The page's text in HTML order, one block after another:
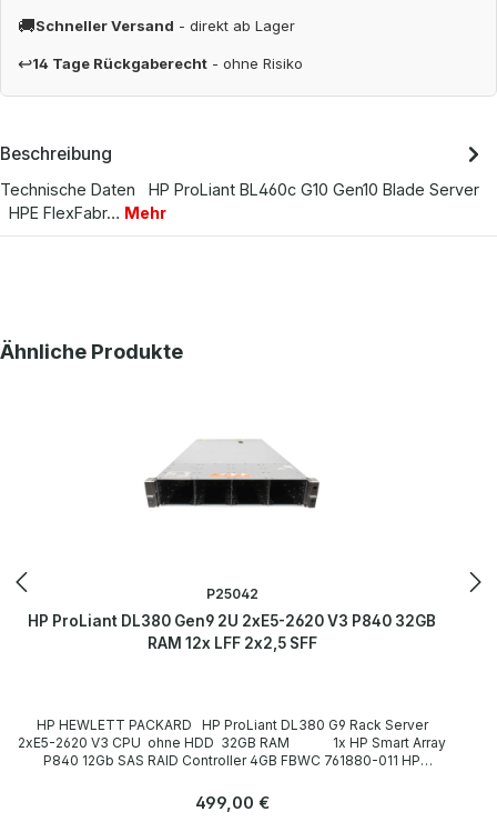
🚚Schneller Versand - direkt ab Lager
↩14 Tage Rückgaberecht - ohne Risiko
Beschreibung
Technische Daten HP ProLiant BL460c G10 Gen10 Blade Server
HPE FlexFabr… Mehr
Produktgalerie überspringen
Ähnliche Produkte
P25042
HP ProLiant DL380 Gen9 2U 2xE5-2620 V3 P840 32GB
RAM 12x LFF 2x2,5 SFF
2xE5-2620 V3 CPU ohne HDD 32GB RAM 1x HP Smart Array
P840 12Gb SAS RAID Controller 4GB FBWC 761880-011 HP
Regulärer Preis:
499,00 €